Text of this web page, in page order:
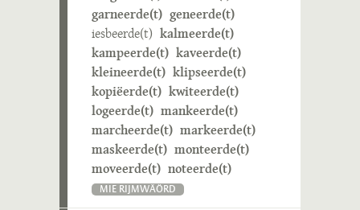
garneerde(t) geneerde(t)
iesbeerde(t) kalmeerde(t)
kampeerde(t) kaveerde(t)
kleineerde(t) klipseerde(t)
kopiëerde(t) kwiteerde(t)
logeerde(t) mankeerde(t)
marcheerde(t) markeerde(t)
maskeerde(t) monteerde(t)
moveerde(t) noteerde(t)
MIE RIJMWÄÖRD